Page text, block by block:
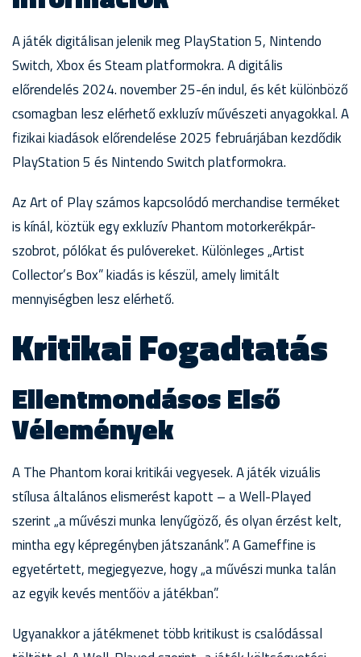
A játék digitálisan jelenik meg PlayStation 5, Nintendo
Switch, Xbox és Steam platformokra. A digitális
előrendelés 2024. november 25-én indul, és két különböző
csomagban lesz elérhető exkluzív művészeti anyagokkal. A
fizikai kiadások előrendelése 2025 februárjában kezdődik
PlayStation 5 és Nintendo Switch platformokra.
Az Art of Play számos kapcsolódó merchandise terméket
is kínál, köztük egy exkluzív Phantom motorkerékpár-
szobrot, pólókat és pulóvereket. Különleges „Artist
Collector’s Box” kiadás is készül, amely limitált
mennyiségben lesz elérhető.
Kritikai Fogadtatás
Ellentmondásos Első
Vélemények
A The Phantom korai kritikái vegyesek. A játék vizuális
stílusa általános elismerést kapott – a Well-Played
szerint „a művészi munka lenyűgöző, és olyan érzést kelt,
mintha egy képregényben játszanánk”. A Gameffine is
egyetértett, megjegyezve, hogy „a művészi munka talán
az egyik kevés mentőöv a játékban”.
Ugyanakkor a játékmenet több kritikust is csalódással